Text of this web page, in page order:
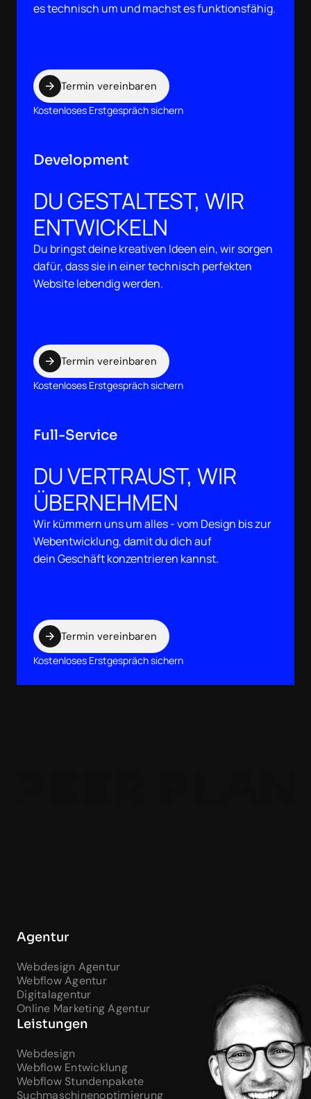
es technisch um und machst es funktionsfähig.
Termin vereinbaren
Kostenloses Erstgespräch sichern
Development
DU GESTALTEST, WIR
ENTWICKELN
Du bringst deine kreativen Ideen ein, wir sorgen
dafür, dass sie in einer technisch perfekten
Website lebendig werden.
Termin vereinbaren
Kostenloses Erstgespräch sichern
Full-Service
DU VERTRAUST, WIR
ÜBERNEHMEN
Wir kümmern uns um alles - vom Design bis zur
Webentwicklung, damit du dich auf
dein Geschäft konzentrieren kannst.
Termin vereinbaren
Kostenloses Erstgespräch sichern
Agentur
Webdesign Agentur
Webflow Agentur
Digitalagentur
Online Marketing Agentur
Leistungen
Webdesign
Webflow Entwicklung
Webflow Stundenpakete
Suchmaschinenoptimierung